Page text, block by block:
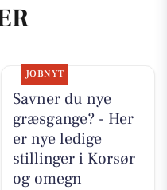
JOBNYT
Savner du nye
græsgange? - Her
er nye ledige
stillinger i Korsør
og omegn